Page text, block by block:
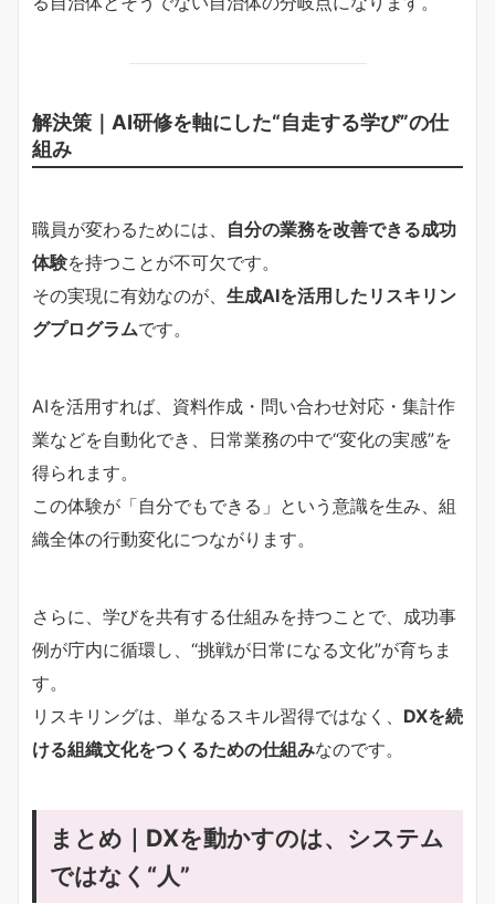
解決策｜AI研修を軸にした“自走する学び”の仕
組み
職員が変わるためには、 自分の業務を改善できる成功
体験を持つことが不可欠です。
その実現に有効なのが、 生成AIを活用したリスキリン
グプログラムです。
AIを活用すれば、資料作成・問い合わせ対応・集計作
業などを自動化でき、日常業務の中で“変化の実感”を
得られます。
この体験が「自分でもできる」という意識を生み、組
織全体の行動変化につながります。
さらに、学びを共有する仕組みを持つことで、成功事
例が庁内に循環し、“挑戦が日常になる文化”が育ちま
す。
リスキリングは、単なるスキル習得ではなく、 DXを続
ける組織文化をつくるための仕組みなのです。
まとめ｜DXを動かすのは、システム
ではなく“人”